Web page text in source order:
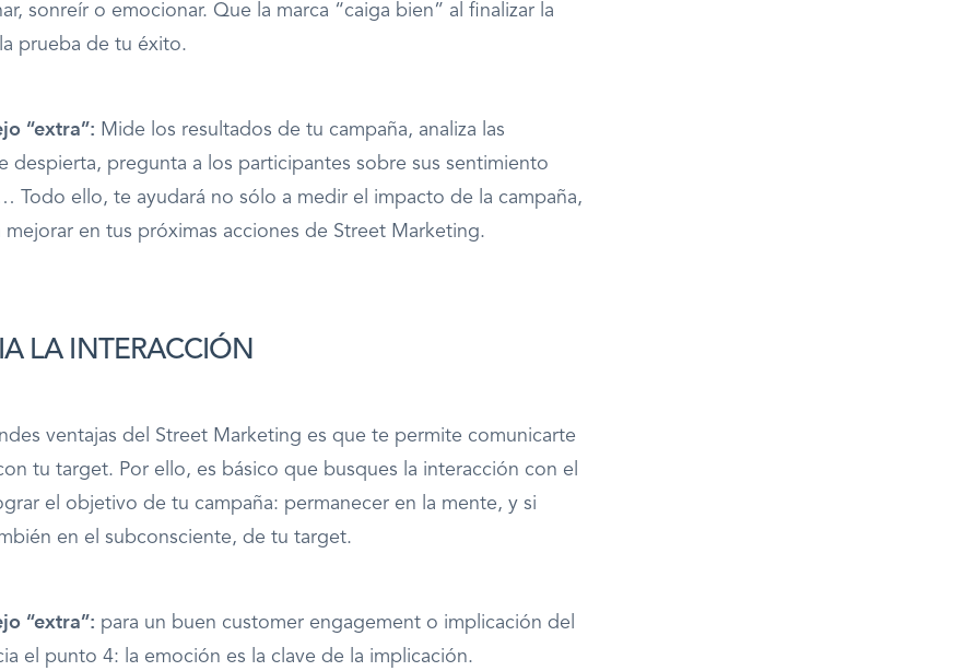
sonreír o emocionar. Que la marca “caiga bien” al finalizar la
prueba de tu éxito.
“extra”: Mide los resultados de tu campaña, analiza las
despierta, pregunta a los participantes sobre sus sentimiento
Todo ello, te ayudará no sólo a medir el impacto de la campaña,
mejorar en tus próximas acciones de Street Marketing.
LA INTERACCIÓN
ventajas del Street Marketing es que te permite comunicarte
tu target. Por ello, es básico que busques la interacción con el
el objetivo de tu campaña: permanecer en la mente, y si
en el subconsciente, de tu target.
“extra”: para un buen customer engagement o implicación del
el punto 4: la emoción es la clave de la implicación.